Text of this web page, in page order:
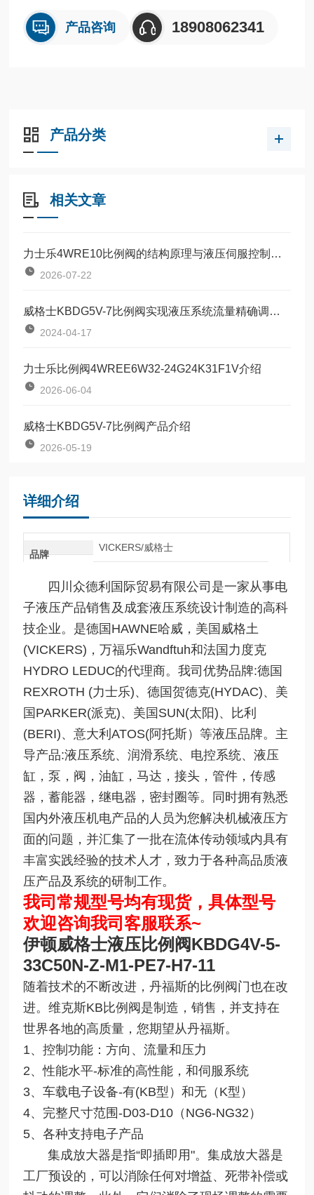
产品咨询 18908062341
产品分类
相关文章
力士乐4WRE10比例阀的结构原理与液压伺服控制技术
2026-07-22
威格士KBDG5V-7比例阀实现液压系统流量精确调节的设备
2024-04-17
力士乐比例阀4WREE6W32-24G24K31F1V介绍
2026-06-04
威格士KBDG5V-7比例阀产品介绍
2026-05-19
详细介绍
品牌
VICKERS/威格士
四川众德利国际贸易有限公司是一家从事电
子液压产品销售及成套液压系统设计制造的高科
技企业。是德国HAWNE哈威，美国威格土
(VICKERS)，万福乐Wandftuh和法国力度克
HYDRO LEDUC的代理商。我司优势品牌:德国
REXROTH (力士乐)、德国贺德克(HYDAC)、美
国PARKER(派克)、美国SUN(太阳)、比利
(BERI)、意大利ATOS(阿托斯）等液压品牌。主
导产品:液压系统、润滑系统、电控系统、液压
缸，泵，阀，油缸，马达，接头，管件，传感
器，蓄能器，继电器，密封圈等。同时拥有熟悉
国内外液压机电产品的人员为您解决机械液压方
面的问题，并汇集了一批在流体传动领域内具有
丰富实践经验的技术人才，致力于各种高品质液
压产品及系统的研制工作。
我司常规型号均有现货，具体型号
欢迎咨询我司客服联系~
伊顿威格士液压比例阀KBDG4V-5-
33C50N-Z-M1-PE7-H7-11
随着技术的不断改进，丹福斯的比例阀门也在改
进。维克斯KB比例阀是制造，销售，并支持在
世界各地的高质量，您期望从丹福斯。
1、控制功能：方向、流量和压力
2、性能水平-标准的高性能，和伺服系统
3、车载电子设备-有(KB型）和无（K型）
4、完整尺寸范围-D03-D10（NG6-NG32）
5、各种支持电子产品
集成放大器是指“即插即用"。集成放大器是
工厂预设的，可以消除任何对增益、死带补偿或